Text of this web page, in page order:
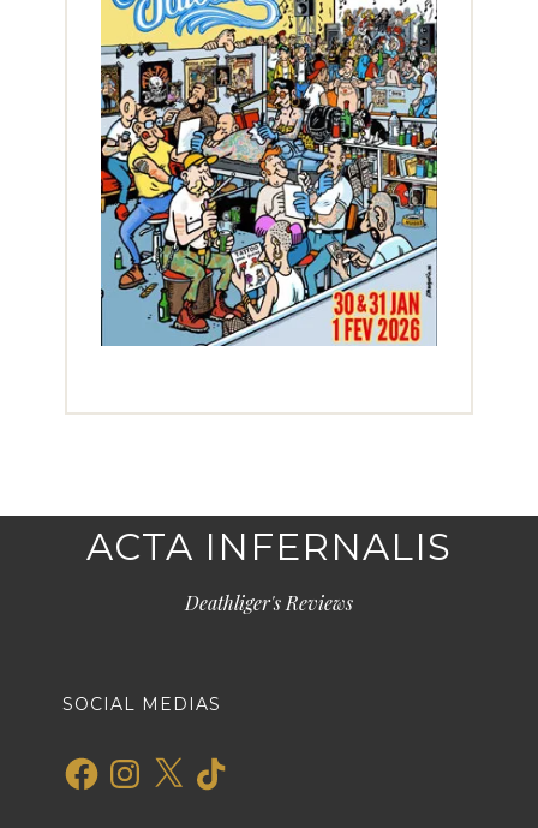
ACTA INFERNALIS
Deathliger's Reviews
SOCIAL MEDIAS
FacebookInstagram
X TikTok